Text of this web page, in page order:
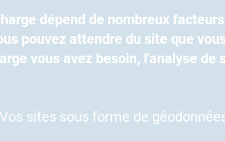
dépend de nombreux
pouvez attendre du site que
vous avez besoin, l'analyse de
sites sous forme de